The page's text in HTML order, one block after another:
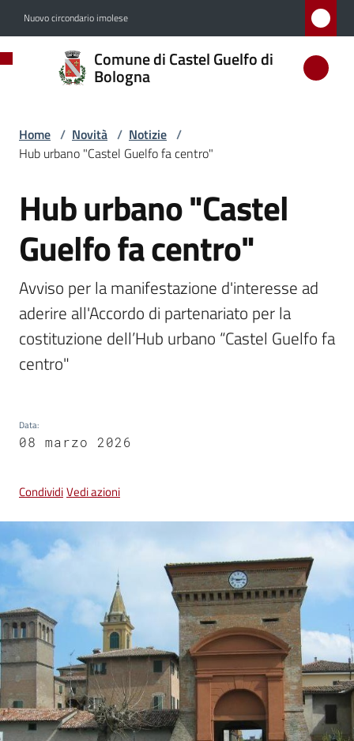
Nuovo circondario imolese
Comune di Castel Guelfo di
Bologna
Comune
di
Guelfo
di
Amministrazione
Novità
Menu selezionato
Servizi
Guelfo
Servizi
online
Tutti
gli
argomenti...
Seguici
su
Home / Novità / Notizie /
Hub urbano "Castel Guelfo fa centro"
Salta al contenuto
Hub urbano "Castel
Guelfo fa centro"
Avviso per la manifestazione d'interesse ad
aderire all'Accordo di partenariato per la
costituzione dell’Hub urbano “Castel Guelfo fa
centro"
Data:
08 marzo 2026
CondividiVedi azioni